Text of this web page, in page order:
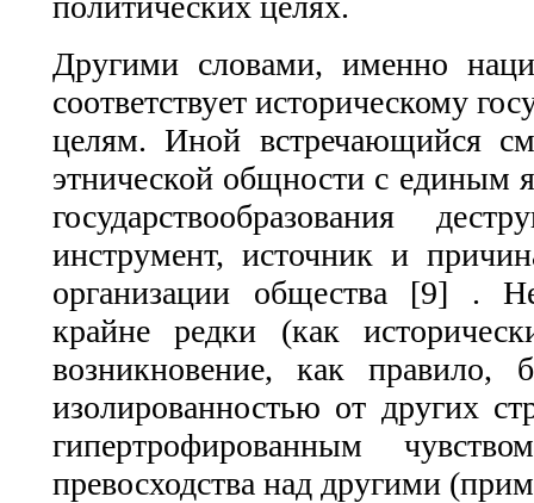
Другими словами, именно
соответствует историческому
целям. Иной встречающийся
этнической общности с единым
государствообразования
инструмент, источник и
организации общества [9] . Не
крайне редки (как
возникновение, как правило,
изолированностью от других
гипертрофированным
превосходства над другими